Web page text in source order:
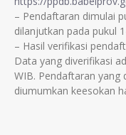
– Pendaftaran dimulai
dilanjutkan pada pukul
– Hasil verifikasi
Data yang diverifikasi
WIB. Pendaftaran yang
diumumkan keesokan